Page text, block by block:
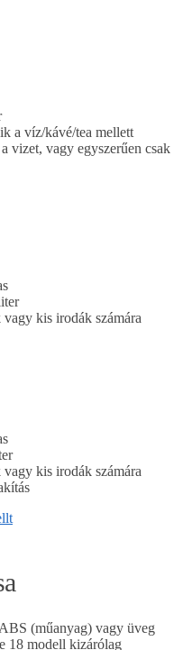
a víz/kávé/tea mellett
vizet, vagy egyszerűen csak
kis irodák számára
kis irodák számára
(műanyag) vagy üveg
18 modell kizárólag